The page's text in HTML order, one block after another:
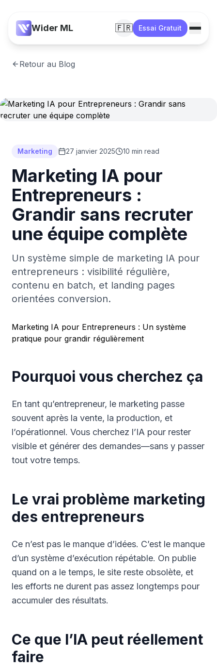
Wider ML 🇫🇷 Essai Gratuit
Retour au Blog
Marketing 27 janvier 2025 10 min read
Marketing IA pour
Entrepreneurs :
Grandir sans recruter
une équipe complète
Un système simple de marketing IA pour
entrepreneurs : visibilité régulière,
contenu en batch, et landing pages
orientées conversion.
Marketing IA pour Entrepreneurs : Un système
pratique pour grandir régulièrement
Pourquoi vous cherchez ça
En tant qu’entrepreneur, le marketing passe
souvent après la vente, la production, et
l’opérationnel. Vous cherchez l’IA pour rester
visible et générer des demandes—sans y passer
tout votre temps.
Le vrai problème marketing
des entrepreneurs
Ce n’est pas le manque d’idées. C’est le manque
d’un système d’exécution répétable. On publie
quand on a le temps, le site reste obsolète, et
les efforts ne durent pas assez longtemps pour
accumuler des résultats.
Ce que l’IA peut réellement
faire